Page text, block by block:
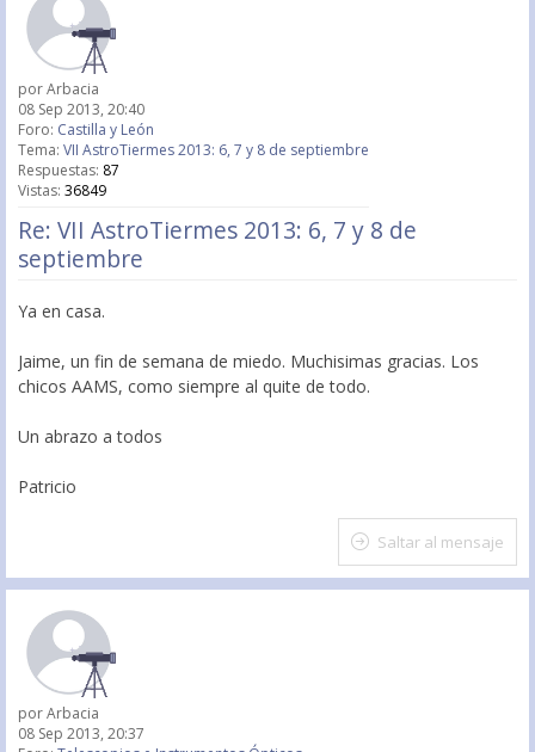
porArbacia
08 Sep 2013, 20:40
Foro: Castilla y León
Tema: VII AstroTiermes 2013: 6, 7 y 8 de septiembre
Respuestas: 87
Vistas: 36849
Re: VII AstroTiermes 2013: 6, 7 y 8 de
septiembre
Ya en casa.
Jaime, un fin de semana de miedo. Muchisimas gracias. Los
chicos AAMS, como siempre al quite de todo.
Un abrazo a todos
Patricio
Saltar al mensaje
porArbacia
08 Sep 2013, 20:37